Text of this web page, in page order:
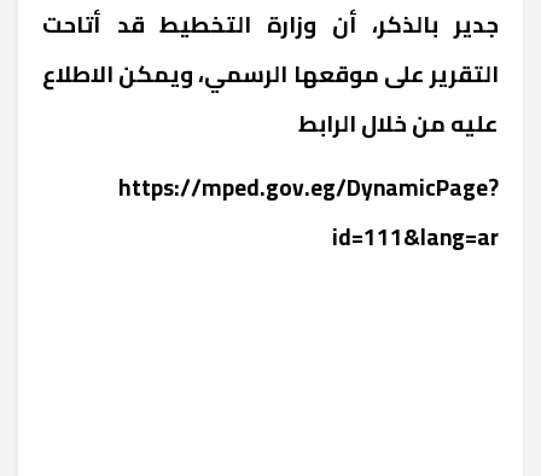
جدير بالذكر، أن وزارة التخطيط قد أتاحت
التقرير على موقعها الرسمي، ويمكن الاطلاع
عليه من خلال الرابط
https://mped.gov.eg/DynamicPage?
id=111&lang=ar